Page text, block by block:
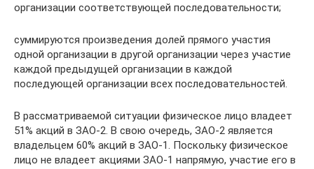
организации соответствующей последовательности;
суммируются произведения долей прямого участия
одной организации в другой организации через участие
каждой предыдущей организации в каждой
последующей организации всех последовательностей.
В рассматриваемой ситуации физическое лицо владеет
51% акций в ЗАО-2. В свою очередь, ЗАО-2 является
владельцем 60% акций в ЗАО-1. Поскольку физическое
лицо не владеет акциями ЗАО-1 напрямую, участие его в